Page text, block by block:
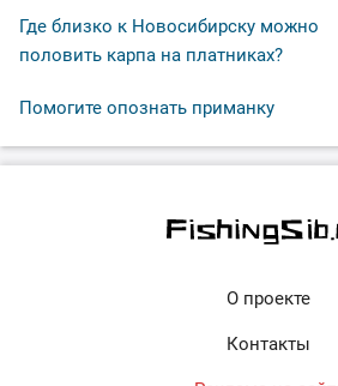
Где близко к Новосибирску можно
половить карпа на платниках?
Помогите опознать приманку
О проекте
Контакты